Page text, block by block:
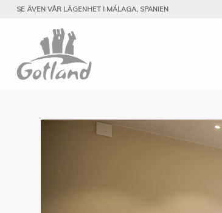
SE ÄVEN VÅR LÄGENHET I MÁLAGA, SPANIEN